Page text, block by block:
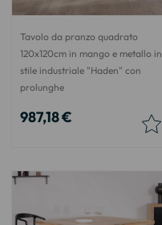
Tavolo da pranzo quadrato
120x120cm in mango e metallo in
stile industriale "Haden" con
prolunghe
987,18 €